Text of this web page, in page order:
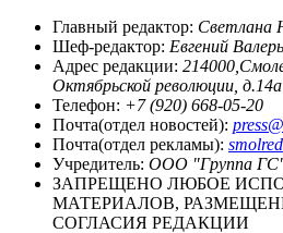
Главный редактор: Светлана
Шеф-редактор: Евгений
Адрес редакции:
Октябрьской революции, д.14а
Телефон: +7 (920) 668-05-20
Почта(отдел новостей):
Почта(отдел рекламы):
Учредитель: ООО "Группа
ЗАПРЕЩЕНО ЛЮБОЕ
МАТЕРИАЛОВ,
СОГЛАСИЯ РЕДАКЦИИ